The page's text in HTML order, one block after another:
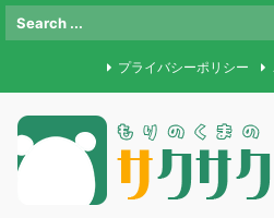
プライバシーポリシー